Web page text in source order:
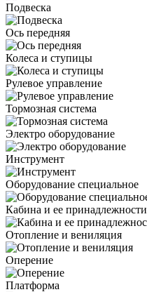
Подвеска
Ось передняя
Колеса и ступицы
Рулевое управление
Тормозная система
Электро оборудование
Инструмент
Оборудование специальное
Кабина и ее принадлежности
Отопление и вениляция
Оперение
Платформа